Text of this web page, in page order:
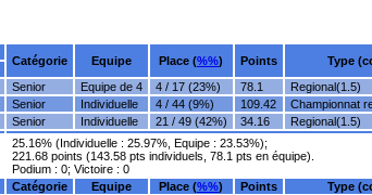
Catégorie Equipe Place (%%) Points Type
Senior Equipe de 4 4 / 17 (23%) 78.1
Regional(1.5)
Senior Individuelle 4 / 44 (9%) 109.42
Championnat
Senior Individuelle 21 / 49 (42%) 34.16 Regional(1.5)
25.16% (Individuelle : 25.97%, Equipe : 23.53%);
221.68 points (143.58 pts individuels, 78.1 pts en équipe).
Podium : 0; Victoire : 0
Catégorie Equipe Place (%%) Points Type